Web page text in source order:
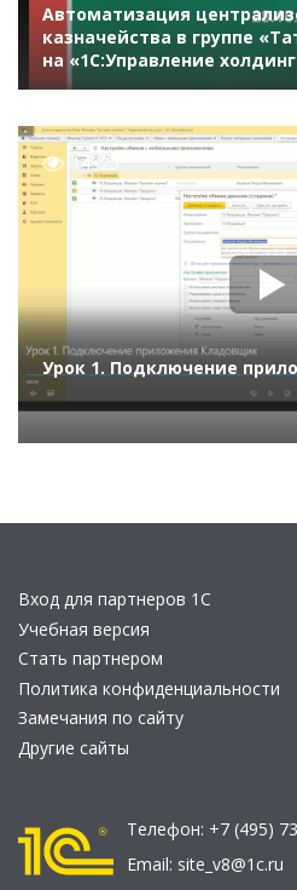
Автоматизация
казначейства в группе
на «1С:Управление
14325
Урок 1. Подключение
Вход для партнеров 1С
Учебная версия
Стать партнером
Политика конфиденциальности
Замечания по сайту
Другие сайты
Телефон: +7 (495)
Email: site_v8@1c.ru